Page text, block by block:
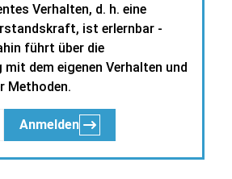
Verhalten, d. h. eine
ist erlernbar -
führt über die
dem eigenen Verhalten und
Methoden.
Anmelden